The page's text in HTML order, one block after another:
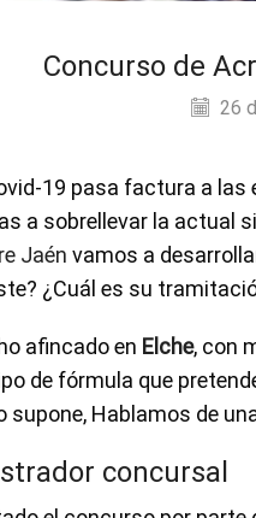
Concurso de
26
19 pasa factura a
a sobrellevar la actual
Jaén vamos a
¿Cuál es su
afincado en Elche, con
de fórmula que
supone, Hablamos de
concursal